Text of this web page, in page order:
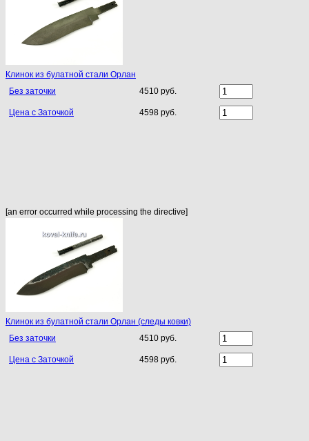
Клинок из булатной стали Орлан
Без заточки
4510 руб.
Цена с Заточкой 4598 руб.
[an error occurred while processing the directive]
Клинок из булатной стали Орлан (следы ковки)
Без заточки
4510 руб.
Цена с Заточкой 4598 руб.